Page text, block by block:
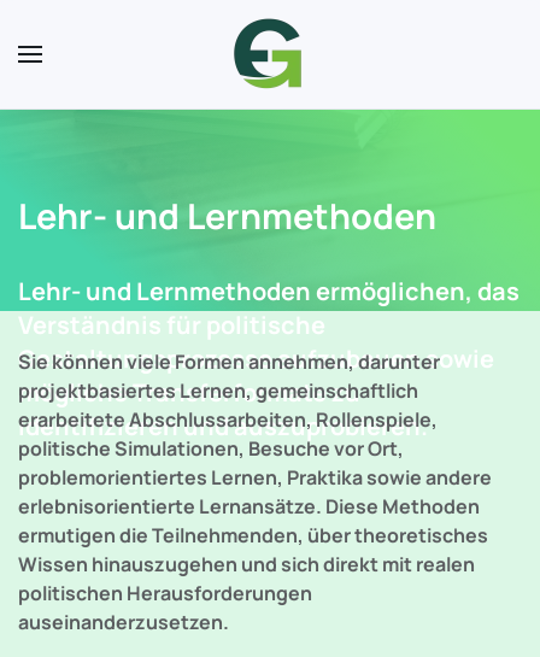
Skip to main content
Lehr- und Lernmethoden
Lehr- und Lernmethoden ermöglichen, das
Verständnis für politische
Gestaltungsprozesse aufzubauen sowie
mögliche Transferformate zu
identifizieren und auszuprobieren.
Sie können viele Formen annehmen, darunter
projektbasiertes Lernen, gemeinschaftlich
erarbeitete Abschlussarbeiten, Rollenspiele,
politische Simulationen, Besuche vor Ort,
problemorientiertes Lernen, Praktika sowie andere
erlebnisorientierte Lernansätze. Diese Methoden
ermutigen die Teilnehmenden, über theoretisches
Wissen hinauszugehen und sich direkt mit realen
politischen Herausforderungen
auseinanderzusetzen.